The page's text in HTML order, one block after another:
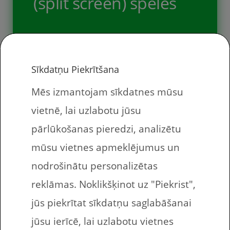
zīmes, kuras bērni var nopelnīt […]
Apkopojām sarakstu ar, pēc mūsu
ieskatiem un pieredzes, labākajām
dalītā ekrāna (split screen) spēlēm. Ja
trāpa uz akcijām, tad ieguldījums nav
nemaz tik liels – daudzas spēles
akciju laikā ir nopērkamas zem 5 eur
un akcijas, ik pa laikam atkārtojas.
Kas ir dalīta ekrāna (split screen)
spēles? Dalīta ekrāna spēles […]
Sīkdatņu Piekrītšana
Mēs izmantojam sīkdatnes mūsu
vietnē, lai uzlabotu jūsu
pārlūkošanas pieredzi, analizētu
mūsu vietnes apmeklējumus un
nodrošinātu personalizētas
reklāmas. Noklikšķinot uz "Piekrist",
jūs piekrītat sīkdatņu saglabāšanai
jūsu ierīcē, lai uzlabotu vietnes